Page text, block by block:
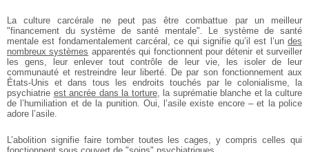
La culture carcérale ne peut pas être combattue par un meilleur
"financement du système de santé mentale". Le système de santé
mentale est fondamentalement carcéral, ce qui signifie qu’il est l’un des
nombreux systèmes apparentés qui fonctionnent pour détenir et surveiller
les gens, leur enlever tout contrôle de leur vie, les isoler de leur
communauté et restreindre leur liberté. De par son fonctionnement aux
États-Unis et dans tous les endroits touchés par le colonialisme, la
psychiatrie est ancrée dans la torture, la suprématie blanche et la culture
de l’humiliation et de la punition. Oui, l’asile existe encore – et la police
adore l’asile.
L’abolition signifie faire tomber toutes les cages, y compris celles qui